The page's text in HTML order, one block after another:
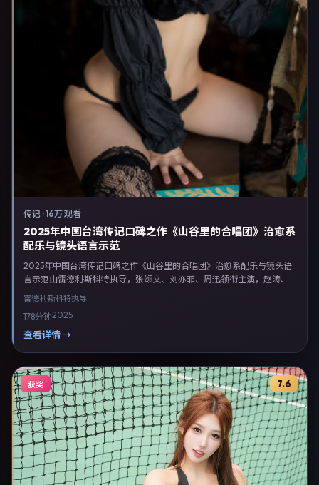
传记 ·16万 观看
2025年中国台湾传记口碑之作《山谷里的合唱团》治愈系
配乐与镜头语言示范
2025年中国台湾传记口碑之作《山谷里的合唱团》治愈系配乐与镜头语
言示范由雷德利·斯科特执导，张颂文、刘亦菲、周迅领衔主演，赵涛、
白客、谭卓等联合出演。剧情以传记类型为主线，融合中国台湾本土叙事
键词的观众。2025年8月24日起在台湾地区网络平台首播，支持高清与
多语言字幕。影片在节奏、摄影与配乐上强调沉浸体验，可作为片单推
雷德利·斯科特执导
178分钟2025
查看详情 →
获奖 7.6